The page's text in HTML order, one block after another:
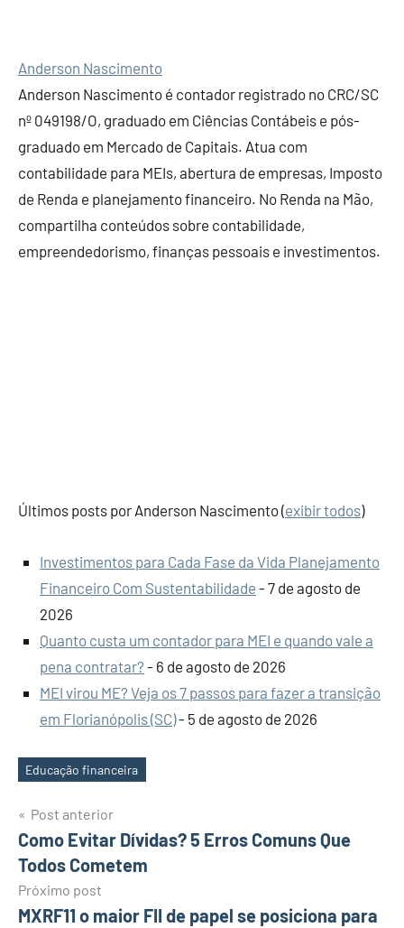
Anderson Nascimento
Anderson Nascimento é contador registrado no CRC/SC
nº 049198/O, graduado em Ciências Contábeis e pós-
graduado em Mercado de Capitais. Atua com
contabilidade para MEIs, abertura de empresas, Imposto
de Renda e planejamento financeiro. No Renda na Mão,
compartilha conteúdos sobre contabilidade,
empreendedorismo, finanças pessoais e investimentos.
Últimos posts por Anderson Nascimento(exibir todos)
Investimentos para Cada Fase da Vida Planejamento
Financeiro Com Sustentabilidade - 7 de agosto de
2026
Quanto custa um contador para MEI e quando vale a
pena contratar? - 6 de agosto de 2026
MEI virou ME? Veja os 7 passos para fazer a transição
em Florianópolis (SC)- 5 de agosto de 2026
Tags
Educação financeira
Navegação
de
Post
Post anterior
Como Evitar Dívidas? 5 Erros Comuns Que
Todos Cometem
Próximo post
MXRF11 o maior FII de papel se posiciona para